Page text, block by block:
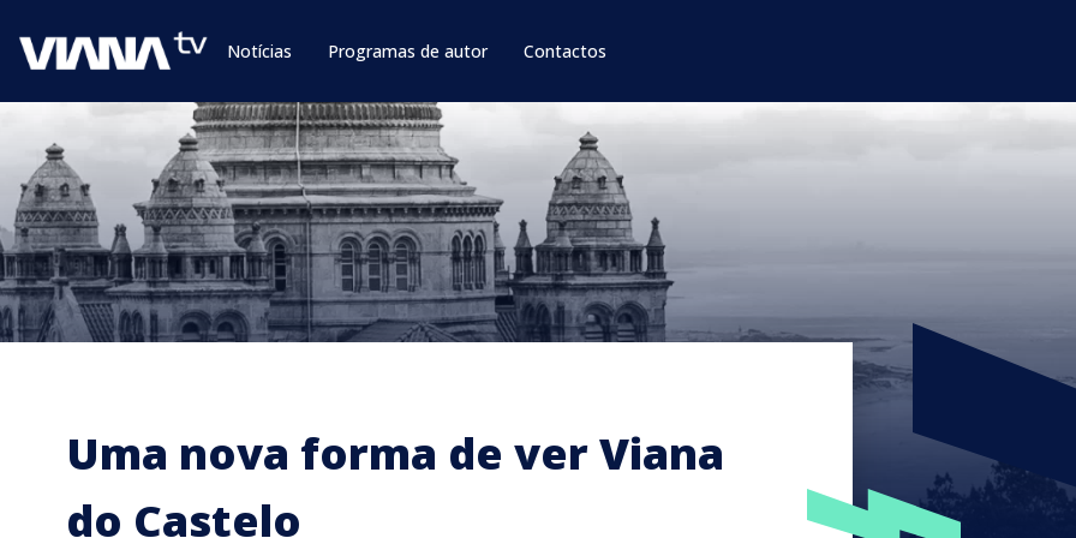
Notícias Programas de autor Contactos
Uma nova forma de ver Viana
do Castelo